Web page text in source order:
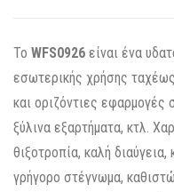
Το WFS0926 είναι ένα
εσωτερικής χρήσης
και οριζόντιες εφαρμογές
ξύλινα εξαρτήματα, κτλ.
θιξοτροπία, καλή
γρήγορο στέγνωμα,